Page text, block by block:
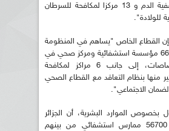
من 100 مركز لتصفية الدم و 13 مركزا لمكافحة للسرطان
القطاع الخاص "يساهم في المنظومة
الصحية من خلال 660 مؤسسة استشفائية ومركز صحي في
العديد من الاختصاصات، إلى جانب 6 مراكز لمكافحة
منها بنظام التعاقد مع القطاع الصحي
الاجتماعي".
بخصوص الموارد البشرية، أن الجزائر
تحصي "أزيد من 56700 ممارس استشفائي من بينهم